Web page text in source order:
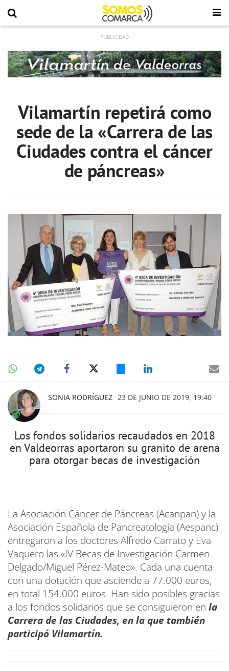
Vilamartín repetirá como
sede de la «Carrera de las
Ciudades contra el cáncer
de páncreas»
SONIA RODRÍGUEZ 23 DE JUNIO DE 2019, 19:40
Los fondos solidarios recaudados en 2018
en Valdeorras aportaron su granito de arena
para otorgar becas de investigación
La Asociación Cáncer de Páncreas (Acanpan) y la
Asociación Española de Pancreatología (Aespanc)
entregaron a los doctores Alfredo Carrato y Eva
Vaquero las «IV Becas de Investigación Carmen
Delgado/Miguel Pérez-Mateo». Cada una cuenta
con una dotación que asciende a 77.000 euros,
en total 154.000 euros. Han sido posibles gracias
a los fondos solidarios que se consiguieron en la
Carrera de las Ciudades, en la que también
participó Vilamartín.